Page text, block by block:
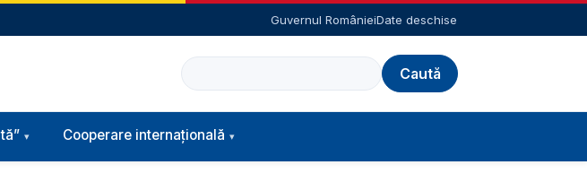
Guvernul RomânieiDate deschise
Caută
Cooperare internațională